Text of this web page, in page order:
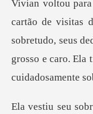
Loja
Histórico
sobretudo, seus
gross